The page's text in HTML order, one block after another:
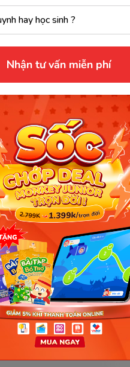
Nhận tư vấn miễn phí
Cơn thịnh nộ (ăn
trẻ | Kỷ luật tích cực #17
Vì sao bé nhanh quên
Anh? Cách giúp con
mà không cần học
Bé nhận diện từ nhanh
ảnh – Chìa khóa giúp
ngay không cần dịch
Tăng tốc độ phản xạ và
Anh – Giúp bé
nói nhanh hơn